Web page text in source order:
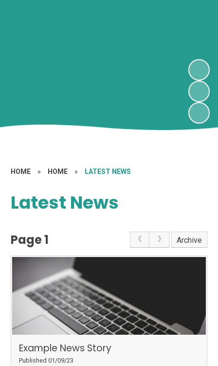
HOME » HOME » LATEST NEWS
Latest News
Page 1 Archive
Example News Story
Published 01/09/23